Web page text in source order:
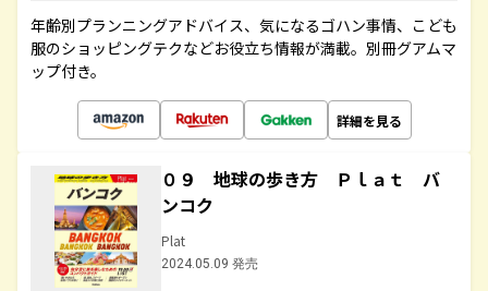
年齢別プランニングアドバイス、気になるゴハン事情、こども
服のショッピングテクなどお役立ち情報が満載。別冊グアムマ
ップ付き。
詳細を見る
０９ 地球の歩き方 Ｐｌａｔ バ
ンコク
Plat
2024.05.09 発売